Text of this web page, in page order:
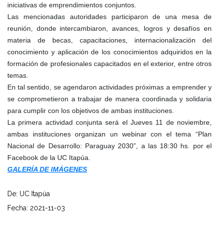
iniciativas de emprendimientos conjuntos.
Las mencionadas autoridades participaron de una mesa de
reunión, donde intercambiaron, avances, logros y desafíos en
materia de becas, capacitaciones, internacionalización del
conocimiento y aplicación de los conocimientos adquiridos en la
formación de profesionales capacitados en el exterior, entre otros
temas.
En tal sentido, se agendaron actividades próximas a emprender y
se comprometieron a trabajar de manera coordinada y solidaria
para cumplir con los objetivos de ambas instituciones.
La primera actividad conjunta será el Jueves 11 de noviembre,
ambas instituciones organizan un webinar con el tema “Plan
Nacional de Desarrollo: Paraguay 2030”, a las 18:30 hs. por el
Facebook de la UC Itapúa.
GALERÍA DE IMÁGENES
De: UC Itapúa
Fecha: 2021-11-03